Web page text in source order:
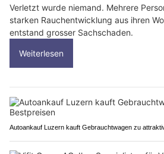
Verletzt wurde niemand. Mehrere
starken Rauchentwicklung aus ihren
entstand grosser Sachschaden.
Weiterlesen
Autoankauf Luzern kauft Gebrauchtwagen zu